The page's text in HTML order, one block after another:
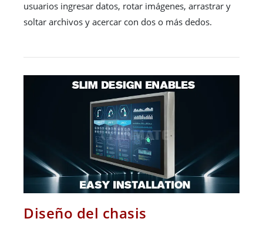
usuarios ingresar datos, rotar imágenes, arrastrar y
soltar archivos y acercar con dos o más dedos.
Diseño del chasis